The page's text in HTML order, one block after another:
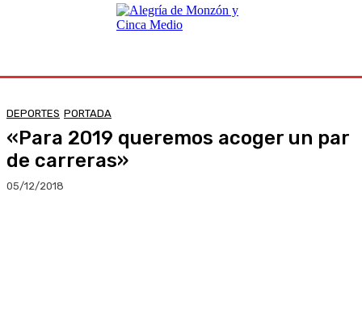
DEPORTES PORTADA
«Para 2019 queremos acoger un par
de carreras»
05/12/2018